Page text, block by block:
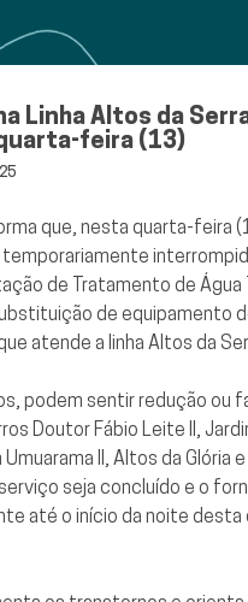
Linha Altos da
feira (13)
que, nesta quarta-feira
de Tratamento de Água
de equipamento
atende a linha Altos da
podem sentir redução ou
Doutor Fábio Leite II,
II, Altos da Glória e
seja concluído e o
até o início da noite desta